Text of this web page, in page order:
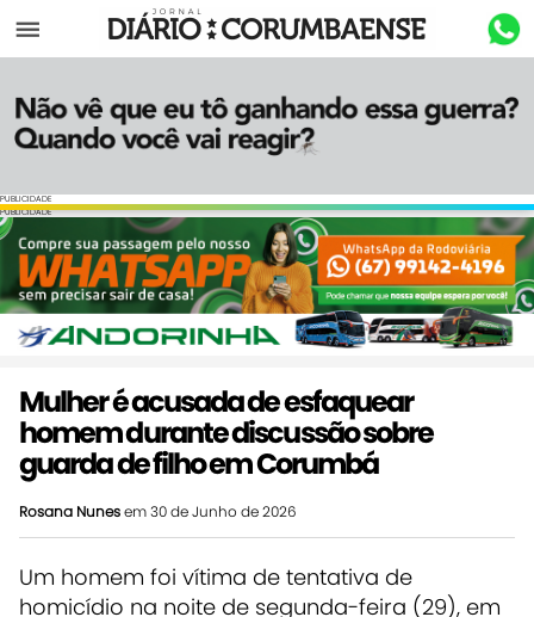
Menu
PUBLICIDADE
PUBLICIDADE
Mulher é acusada de esfaquear
homem durante discussão sobre
guarda de filho em Corumbá
Rosana Nunesem 30 de Junho de 2026
Um homem foi vítima de tentativa de
homicídio na noite de segunda-feira (29), em